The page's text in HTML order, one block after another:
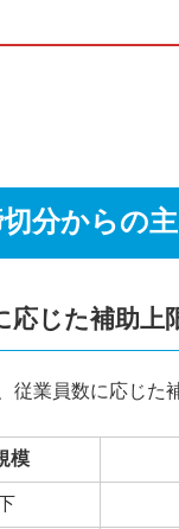
分からの
応じた補助上
従業員数に応じた
模